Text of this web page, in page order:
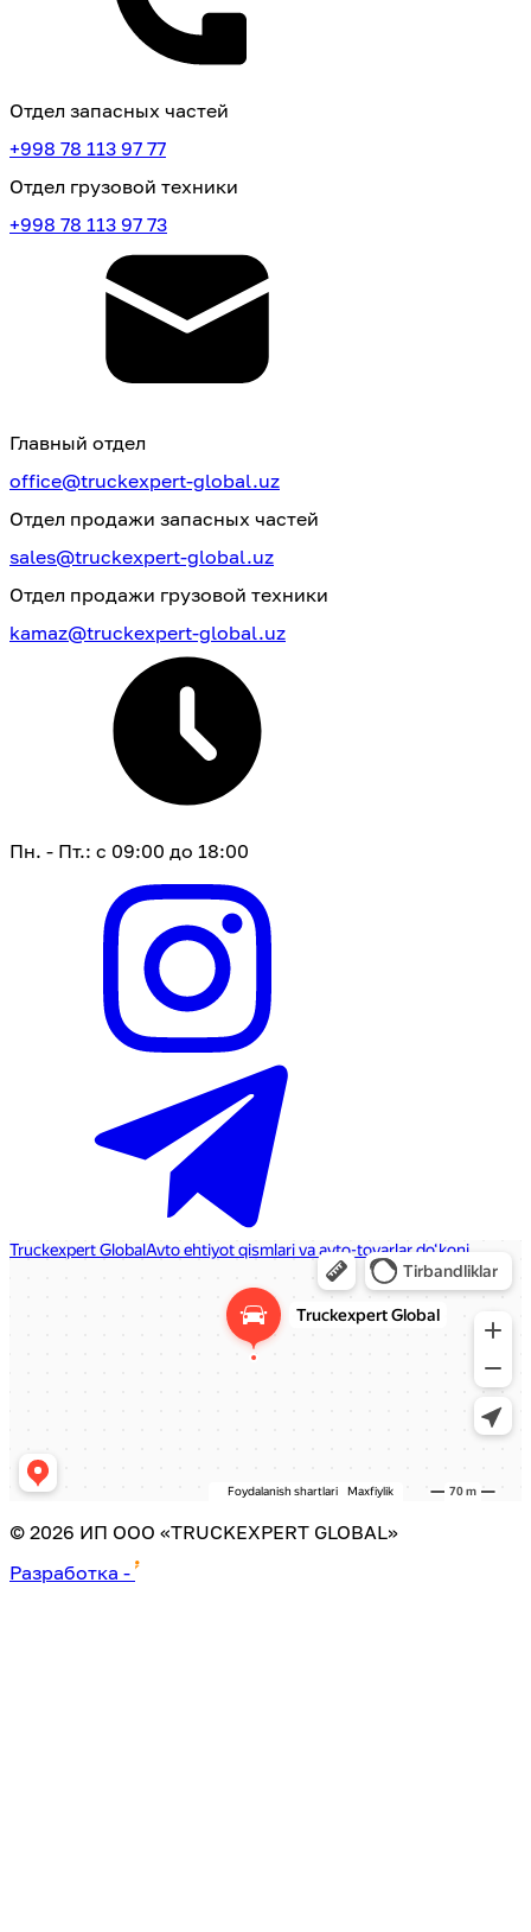
Отдел запасных частей
+998 78 113 97 77
Отдел грузовой техники
+998 78 113 97 73
Главный отдел
office@truckexpert-global.uz
Отдел продажи запасных частей
sales@truckexpert-global.uz
Отдел продажи грузовой техники
kamaz@truckexpert-global.uz
Пн. - Пт.: с 09:00 до 18:00
© 2026 ИП ООО «TRUCKEXPERT GLOBAL»
Разработка -